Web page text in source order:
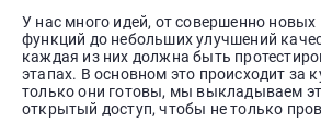
У нас много идей, от совершенно
функций до небольших улучшений
каждая из них должна быть
этапах. В основном это происходит за
только они готовы, мы выкладываем
открытый доступ, чтобы не только